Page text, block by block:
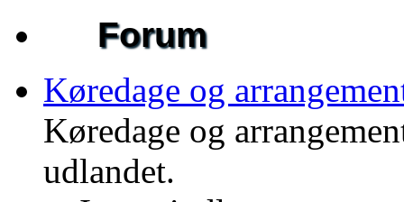
Forum
Køredage og
Køredage og
udlandet.